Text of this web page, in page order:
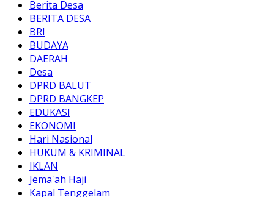
Berita Desa
BERITA DESA
BRI
BUDAYA
DAERAH
Desa
DPRD BALUT
DPRD BANGKEP
EDUKASI
EKONOMI
Hari Nasional
HUKUM & KRIMINAL
IKLAN
Jema'ah Haji
Kapal Tenggelam